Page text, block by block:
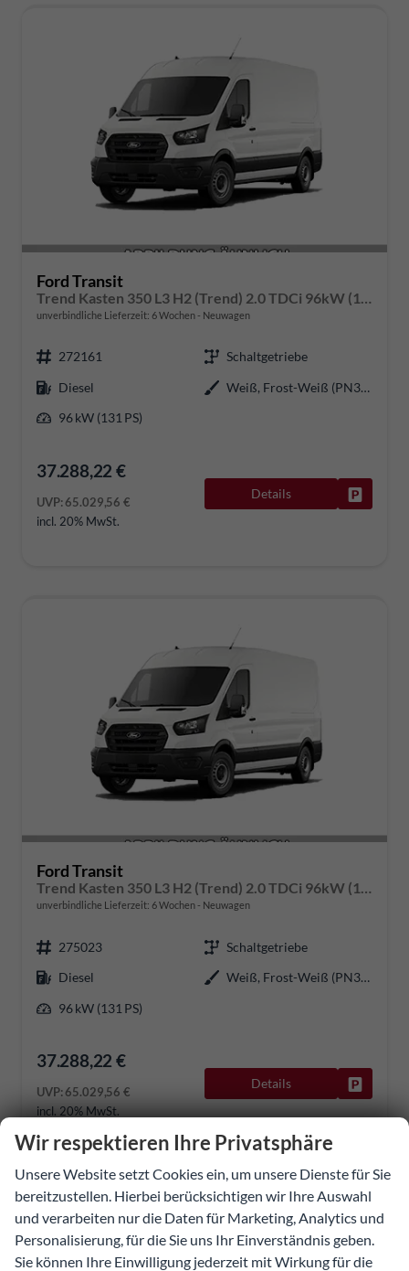
Ford Transit
unverbindliche Lieferzeit: 6 Wochen Neuwagen
272161
Schaltgetriebe
Diesel
Weiß, Frost-Weiß (PN3GZ0)
96 kW (131 PS)
37.288,22 €
UVP:65.029,56 €
incl. 20% MwSt.
Details
Ford Transit
Trend Kasten 350 L3 H2 (Trend) 2.0 TDCi 96kW (131 PS) 6-Gang Schaltgetriebe
unverbindliche Lieferzeit: 6 Wochen Neuwagen
275023
Schaltgetriebe
Diesel
Weiß, Frost-Weiß (PN3GZ0)
96 kW (131 PS)
37.288,22 €
UVP:65.029,56 €
incl. 20% MwSt.
Details
Wir respektieren Ihre Privatsphäre
Unsere Website setzt Cookies ein, um unsere Dienste für Sie
bereitzustellen. Hierbei berücksichtigen wir Ihre Auswahl
und verarbeiten nur die Daten für Marketing, Analytics und
Personalisierung, für die Sie uns Ihr Einverständnis geben.
Sie können Ihre Einwilligung jederzeit mit Wirkung für die